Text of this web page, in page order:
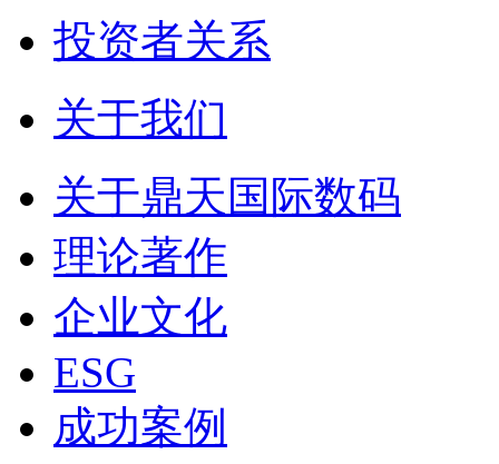
投资者关系
关于我们
关于鼎天国际数码
理论著作
企业文化
ESG
成功案例